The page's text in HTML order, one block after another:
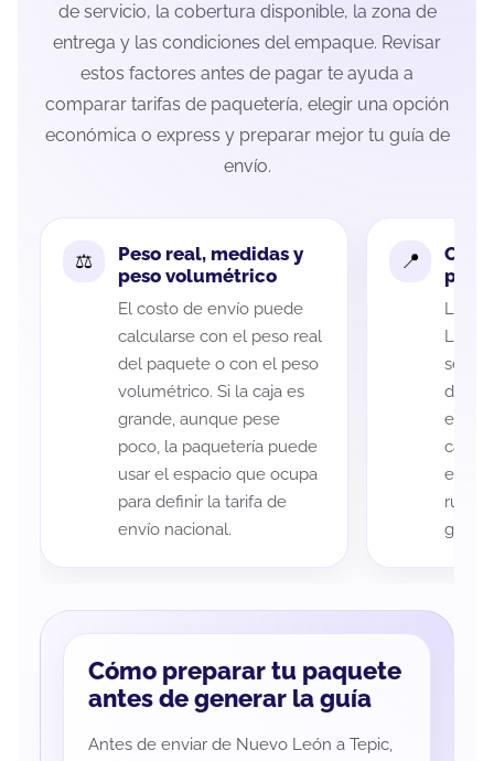
de servicio, la cobertura disponible, la zona de
entrega y las condiciones del empaque. Revisar
estos factores antes de pagar te ayuda a
comparar tarifas de paquetería, elegir una opción
económica o express y preparar mejor tu guía de
envío.
Peso real, medidas y
peso volumétrico
El costo de envío puede
calcularse con el peso real
del paquete o con el peso
volumétrico. Si la caja es
grande, aunque pese
poco, la paquetería puede
usar el espacio que ocupa
para definir la tarifa de
envío nacional.
La
León
de
cada
es
ruta
guía
Cómo preparar tu paquete
antes de generar la guía
Antes de enviar de Nuevo León a Tepic,